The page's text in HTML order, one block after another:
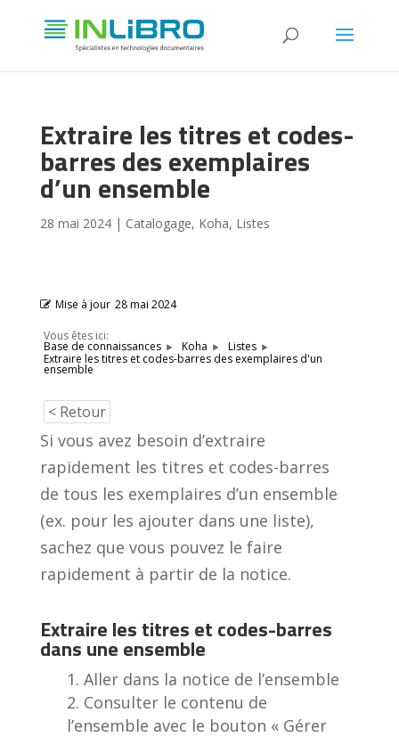
Extraire les titres et codes-
barres des exemplaires
d’un ensemble
28 mai 2024| Catalogage, Koha, Listes
Mise à jour 28 mai 2024
Vous êtes ici:
Base de connaissances Koha
Listes
Extraire les titres et codes-barres des exemplaires d'un
ensemble
< Retour
Si vous avez besoin d’extraire
rapidement les titres et codes-barres
de tous les exemplaires d’un ensemble
(ex. pour les ajouter dans une liste),
sachez que vous pouvez le faire
rapidement à partir de la notice.
Extraire les titres et codes-barres
dans une ensemble
Aller dans la notice de l’ensemble
Consulter le contenu de
l’ensemble avec le bouton « Gérer